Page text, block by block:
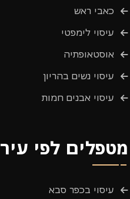
כאבי ראש
עיסוי לימפטי
אוסטאופתיה
עיסוי נשים בהריון
עיסוי אבנים חמות
מטפלים לפי עיר
עיסוי בכפר סבא